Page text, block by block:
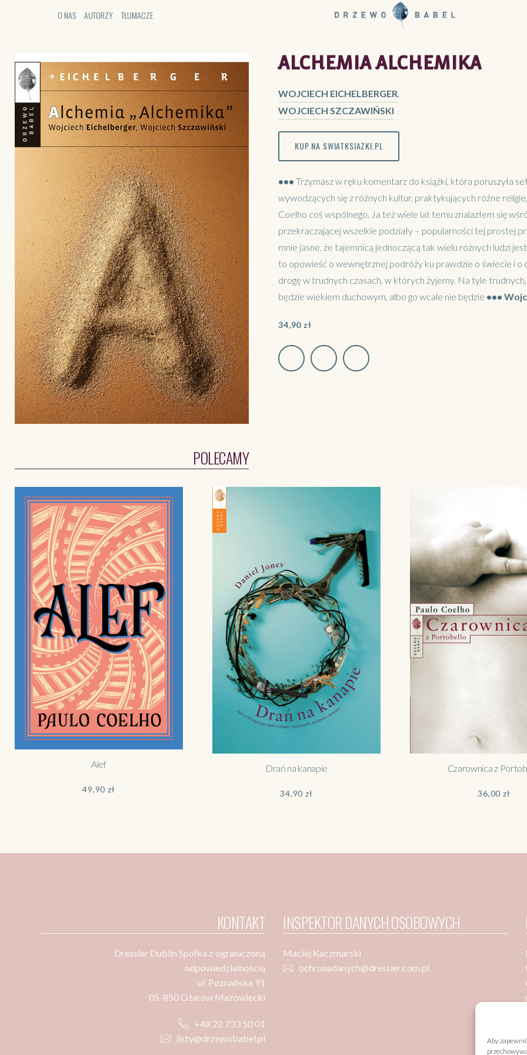
Aby
O NAS AUTORZY TŁUMACZE
ALCHEMIA ALCHEMIKA
WOJCIECH EICHELBERGER,
WOJCIECH SZCZAWIŃSKI
KUP NA SWIATKSIAZKI.PL
••• Trzymasz w ręku komentarz do książki, która poruszyła
wywodzących się z różnych kultur, praktykujących różne
Coelho coś wspólnego. Ja też wiele lat temu znalazłem się
przekraczającej wszelkie podziały – popularności tej prostej
mnie jasne, że tajemnicą jednoczącą tak wielu różnych ludzi
to opowieść o wewnętrznej podróży ku prawdzie o świecie i o
drogę w trudnych czasach, w których żyjemy. Na tyle
będzie wiekiem duchowym, albo go wcale nie będzie •••
34,90 zł
POLECAMY
Alef
49,90zł
Drań na kanapie
34,90zł
Czarownica z
36,00zł
KONTAKT
Dressler Dublin Spółka z ograniczoną
odpowiedzialnością
ul. Poznańska 91
05-850 Ożarów Mazowiecki
+48 22 733 50 01
listy@drzewobabel.pl
INSPEKTOR DANYCH OSOBOWYCH
Maciej Kaczmarski
ochronadanych@dressler.com.pl